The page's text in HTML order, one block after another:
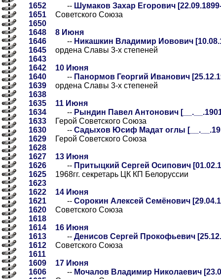
1652
1651
1650
1648
1646
1645
1643
1642
1640
1639
1638
1635
1634
1633
1630
1629
1628
1627
1626
1625
1623
1622
1621
1620
1618
1614
1613
1612
1611
1609
1606
-- Шумаков Захар Егорович
Советского Союза
8 Июня
-- Никашкин Владимир Иовович
ордена Славы 3-х степеней
10 Июня
-- Панормов Георгий Иванович
ордена Славы 3-х степеней
11 Июня
-- Рындин Павел Антонович
Герой Советского Союза
-- Садыхов Юсиф Мадат оглы
Герой Советского Союза
13 Июня
-- Притыцкий Сергей Осипович
1968гг. секретарь ЦК КП Белоруссии
14 Июня
-- Сорокин Алексей Семёнович
Советского Союза
16 Июня
-- Денисов Сергей Прокофьевич
Советского Союза
17 Июня
-- Мочалов Владимир Николаевич